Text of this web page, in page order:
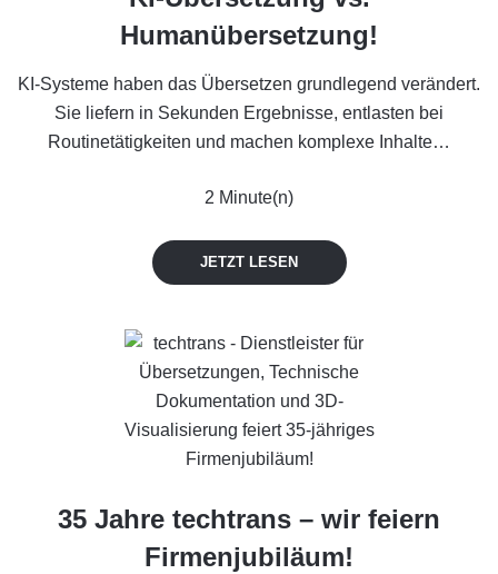
Humanübersetzung!
KI-Systeme haben das Übersetzen grundlegend verändert.
Sie liefern in Sekunden Ergebnisse, entlasten bei
Routinetätigkeiten und machen komplexe Inhalte…
2 Minute(n)
JETZT LESEN
35 Jahre techtrans – wir feiern
Firmenjubiläum!